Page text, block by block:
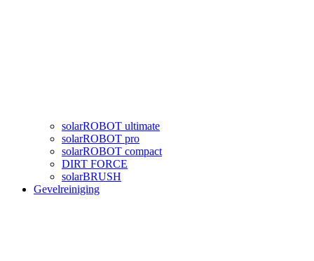
solarROBOT ultimate
solarROBOT pro
solarROBOT compact
DIRT FORCE
solarBRUSH
Gevelreiniging